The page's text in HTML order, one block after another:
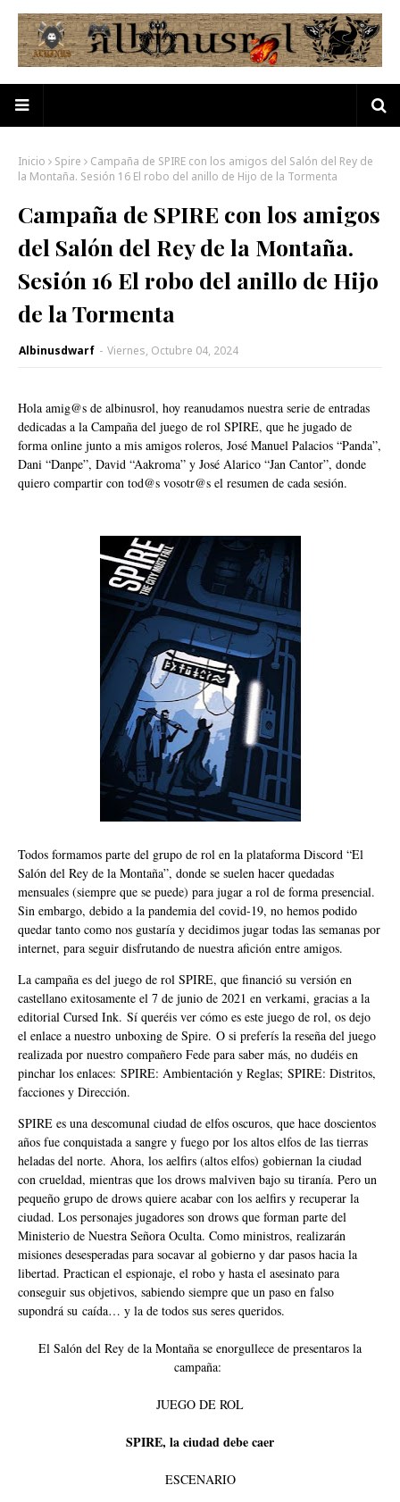
Inicio Spire
Campaña de SPIRE con los amigos del Salón del Rey de
la Montaña. Sesión 16 El robo del anillo de Hijo de la Tormenta
Campaña de SPIRE con los amigos
del Salón del Rey de la Montaña.
Sesión 16 El robo del anillo de Hijo
de la Tormenta
Albinusdwarf - Viernes, Octubre 04, 2024
Hola amig@s de albinusrol, hoy reanudamos nuestra serie de entradas
dedicadas a la Campaña del juego de rol SPIRE, que he jugado de
forma online junto a mis amigos roleros, José Manuel Palacios “Panda”,
Dani “Danpe”, David “Aakroma” y José Alarico “Jan Cantor”, donde
quiero compartir con tod@s vosotr@s el resumen de cada sesión.
Todos formamos parte del grupo de rol en la plataforma Discord “El
Salón del Rey de la Montaña”, donde se suelen hacer quedadas
mensuales (siempre que se puede) para jugar a rol de forma presencial.
Sin embargo, debido a la pandemia del covid-19, no hemos podido
quedar tanto como nos gustaría y decidimos jugar todas las semanas por
internet, para seguir disfrutando de nuestra afición entre amigos.
La campaña es del juego de rol SPIRE, que financió su versión en
castellano exitosamente el 7 de junio de 2021 en verkami, gracias a la
editorial Cursed Ink. Sí queréis ver cómo es este juego de rol, os dejo
el enlace a nuestro unboxing de Spire. O si preferís la reseña del juego
realizada por nuestro compañero Fede para saber más, no dudéis en
pinchar los enlaces: SPIRE: Ambientación y Reglas; SPIRE: Distritos,
facciones y Dirección.
SPIRE es una descomunal ciudad de elfos oscuros, que hace doscientos
años fue conquistada a sangre y fuego por los altos elfos de las tierras
heladas del norte. Ahora, los aelfirs (altos elfos) gobiernan la ciudad
con crueldad, mientras que los drows malviven bajo su tiranía. Pero un
pequeño grupo de drows quiere acabar con los aelfirs y recuperar la
ciudad. Los personajes jugadores son drows que forman parte del
Ministerio de Nuestra Señora Oculta. Como ministros, realizarán
misiones desesperadas para socavar al gobierno y dar pasos hacia la
libertad. Practican el espionaje, el robo y hasta el asesinato para
conseguir sus objetivos, sabiendo siempre que un paso en falso
supondrá su caída… y la de todos sus seres queridos.
El Salón del Rey de la Montaña se enorgullece de presentaros la
campaña:
JUEGO DE ROL
SPIRE, la ciudad debe caer
ESCENARIO